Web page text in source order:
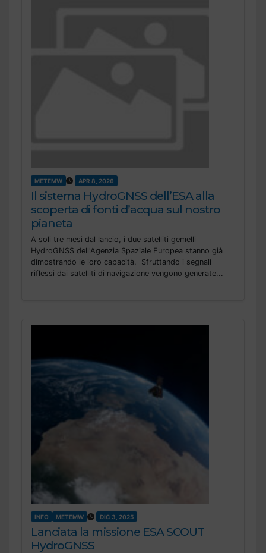
METEMW APR 8, 2026
Il sistema HydroGNSS dell’ESA alla
scoperta di fonti d’acqua sul nostro
pianeta
A soli tre mesi dal lancio, i due satelliti gemelli
HydroGNSS dell'Agenzia Spaziale Europea stanno già
dimostrando le loro capacità. Sfruttando i segnali
riflessi dai satelliti di navigazione vengono generate...
INFO METEMW DIC 3, 2025
Lanciata la missione ESA SCOUT
HydroGNSS